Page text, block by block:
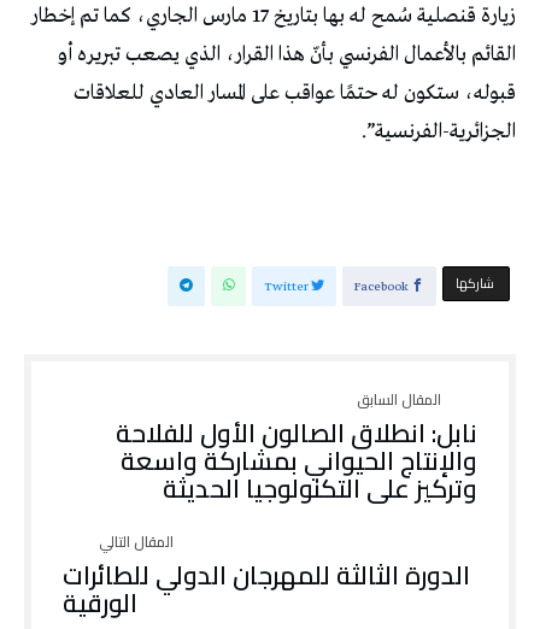
زيارة قنصلية سُمح له بها بتاريخ 17 مارس الجاري، كما تم إخطار
القائم بالأعمال الفرنسي بأنّ هذا القرار، الذي يصعب تبريره أو
قبوله، ستكون له حتمًا عواقب على المسار العادي للعلاقات
الجزائرية-الفرنسية”.
‫‫ شاركها‬ Facebook
Twitter
نابل: انطلاق الصالون الأول للفلاحة
والإنتاج الحيواني بمشاركة واسعة
وتركيز على التكنولوجيا الحديثة
الدورة الثالثة للمهرجان الدولي للطائرات
الورقية